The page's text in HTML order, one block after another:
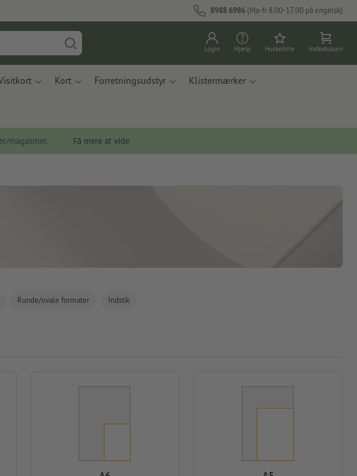
8988 6986 (Ma-fr 8.00-17.00 på engelsk)
Login Hjælp Huskeliste Indkøbskurv
Kort Forretningsudstyr Klistermærker
magasiner. Få mere at vide
Runde/ovale formater Indstik